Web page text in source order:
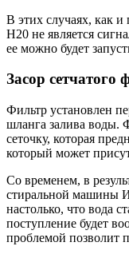
В этих случаях, как
H20 не является
ее можно будет
Засор сетчатого
Фильтр установлен
шланга залива воды.
сеточку, которая
который может
Со временем, в
стиральной машины
настолько, что вода
поступление будет
проблемой позволит